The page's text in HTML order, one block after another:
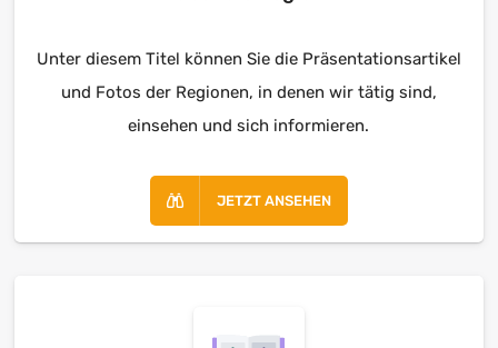
Unter diesem Titel können Sie die Präsentationsartikel
und Fotos der Regionen, in denen wir tätig sind,
einsehen und sich informieren.
JETZT ANSEHEN